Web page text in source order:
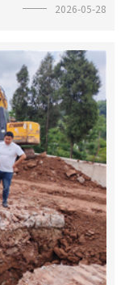
普通公路突发事件
2026-05-28